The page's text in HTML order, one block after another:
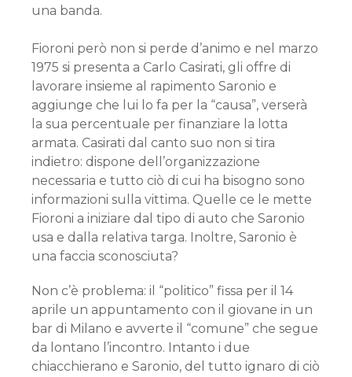
una banda.
Fioroni però non si perde d’animo e nel marzo
1975 si presenta a Carlo Casirati, gli offre di
lavorare insieme al rapimento Saronio e
aggiunge che lui lo fa per la “causa”, verserà
la sua percentuale per finanziare la lotta
armata. Casirati dal canto suo non si tira
indietro: dispone dell’organizzazione
necessaria e tutto ciò di cui ha bisogno sono
informazioni sulla vittima. Quelle ce le mette
Fioroni a iniziare dal tipo di auto che Saronio
usa e dalla relativa targa. Inoltre, Saronio è
una faccia sconosciuta?
Non c’è problema: il “politico” fissa per il 14
aprile un appuntamento con il giovane in un
bar di Milano e avverte il “comune” che segue
da lontano l’incontro. Intanto i due
chiacchierano e Saronio, del tutto ignaro di ciò